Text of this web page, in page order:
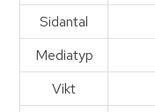
Sidantal
Mediatyp
Vikt